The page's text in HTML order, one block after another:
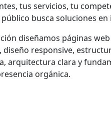
tus servicios, tu
busca soluciones
diseñamos páginas web
diseño responsive,
arquitectura clara y
orgánica.